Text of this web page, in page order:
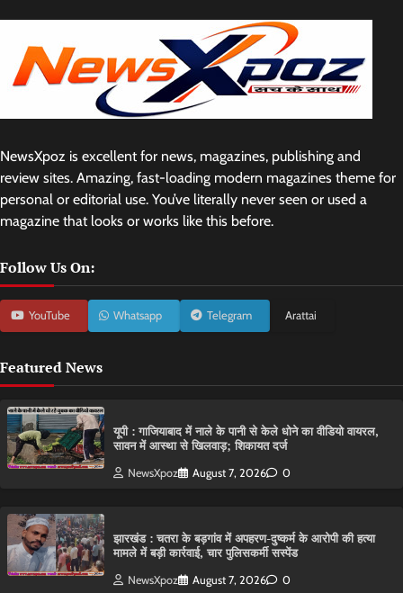
NewsXpoz is excellent for news, magazines, publishing and
review sites. Amazing, fast-loading modern magazines theme for
personal or editorial use. You’ve literally never seen or used a
magazine that looks or works like this before.
Follow Us On:
YouTube Whatsapp Telegram Arattai
Featured News
यूपी : गाजियाबाद में नाले के पानी से केले धोने का वीडियो वायरल,
सावन में आस्था से खिलवाड़; शिकायत दर्ज
NewsXpoz August 7, 2026 0
झारखंड : चतरा के बड़गांव में अपहरण-दुष्कर्म के आरोपी की हत्या
मामले में बड़ी कार्रवाई, चार पुलिसकर्मी सस्पेंड
NewsXpoz August 7, 2026 0